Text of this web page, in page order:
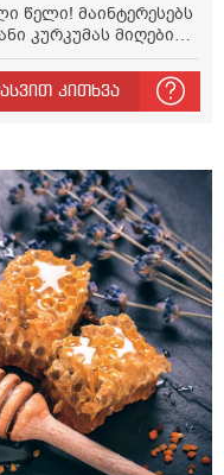
წელი! მაინტერესებს
კურკუმას მიღების
ასეთი ინფორმაცია:
თვისებები.ის
არის ჩაი:
თუ ჭამის
თუ მდუღარე?
მდუღარე
თვისებებს, ასევე
წყალში, მაშინ
და თირკმელში
როგორ
ვარიანტი
რძეში ჩავყარო
კურკუმა და
თუ ჯერ რძე
კურკუმა? და
P.S მიზანი
და
კითხვა